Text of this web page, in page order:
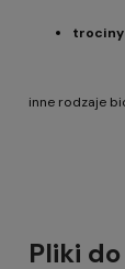
trociny
inne rodzaje
Pliki